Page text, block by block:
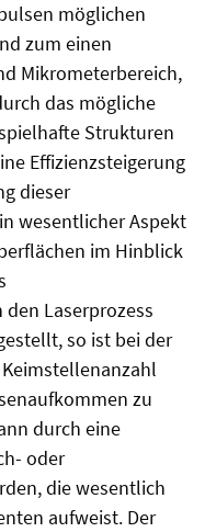
möglichen
zum einen
Mikrometerbereich,
das mögliche
Strukturen
Effizienzsteigerung
dieser
wesentlicher Aspekt
im Hinblick
Laserprozess
so ist bei der
zu
durch eine
oder
die wesentlich
aufweist. Der